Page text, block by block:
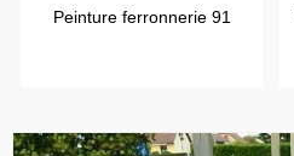
Peinture ferronnerie 91